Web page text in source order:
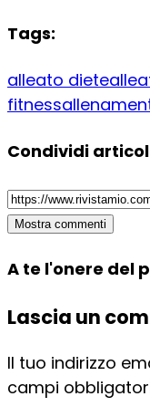
Tags:
alleato diete
fitness
Condividi
Mostra commenti
A te l'onere del
Lascia un
Il tuo indirizzo
campi